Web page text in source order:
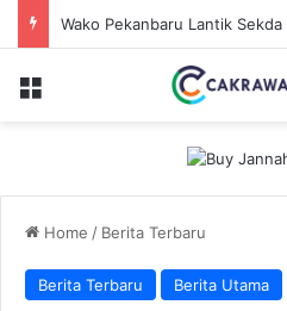
Menu
Home / Berita Terbaru
Berita Terbaru Berita Utama